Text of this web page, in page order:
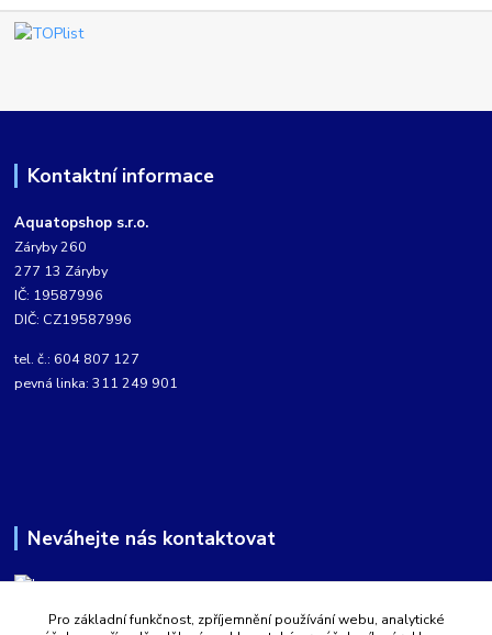
Kontaktní informace
Aquatopshop s.r.o.
Záryby 260
277 13 Záryby
IČ: 19587996
DIČ: CZ19587996
tel. č.: 604 807 127
pevná linka: 311 249 901
Neváhejte nás kontaktovat
Pro základní funkčnost, zpříjemnění používání webu, analytické